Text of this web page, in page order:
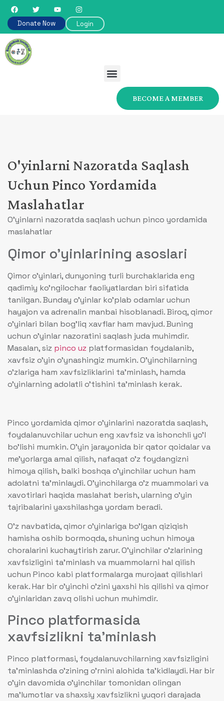
Donate Now Login
BECOME A MEMBER
O'yinlarni Nazoratda Saqlash
Uchun Pinco Yordamida
Maslahatlar
O'yinlarni nazoratda saqlash uchun pinco yordamida
maslahatlar
Qimor o’yinlarining asoslari
Qimor o’yinlari, dunyoning turli burchaklarida eng
qadimiy ko’ngilochar faoliyatlardan biri sifatida
tanilgan. Bunday o’yinlar ko’plab odamlar uchun
hayajon va adrenalin manbai hisoblanadi. Biroq, qimor
o’yinlari bilan bog’liq xavflar ham mavjud. Buning
uchun o’yinlar nazoratini saqlash juda muhimdir.
Masalan, siz pinco uz platformasidan foydalanib,
xavfsiz o’yin o’ynashingiz mumkin. O’yinchilarning
o’zlariga ham xavfsizliklarini ta’minlash, hamda
o’yinlarning adolatli o’tishini ta’minlash kerak.
Pinco yordamida qimor o’yinlarini nazoratda saqlash,
foydalanuvchilar uchun eng xavfsiz va ishonchli yo’l
bo’lishi mumkin. O’yin jarayonida bir qator qoidalar va
me’yorlarga amal qilish, nafaqat o’z foydangizni
himoya qilish, balki boshqa o’yinchilar uchun ham
adolatni ta’minlaydi. O’yinchilarga o’z muammolari va
xavotirlari haqida maslahat berish, ularning o’yin
tajribalarini yaxshilashga yordam beradi.
O’z navbatida, qimor o’yinlariga bo’lgan qiziqish
hamisha oshib bormoqda, shuning uchun himoya
choralarini kuchaytirish zarur. O’yinchilar o’zlarining
xavfsizligini ta’minlash va muammolarni hal qilish
uchun Pinco kabi platformalarga murojaat qilishlari
kerak. Har bir o’yinchi o’zini yaxshi his qilishi va qimor
o’yinlaridan zavq olishi uchun muhimdir.
Pinco platformasida
xavfsizlikni ta’minlash
Pinco platformasi, foydalanuvchilarning xavfsizligini
ta’minlashda o’zining o’rnini alohida ta’kidlaydi. Har bir
o’yin davomida o’yinchilar tomonidan olingan
ma’lumotlar va shaxsiy xavfsizlikni yuqori darajada